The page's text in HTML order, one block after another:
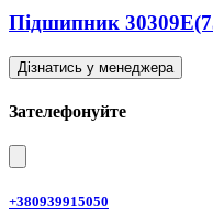
Підшипник
Дізнатись у менеджера
Зателефонуйте
+380939915050